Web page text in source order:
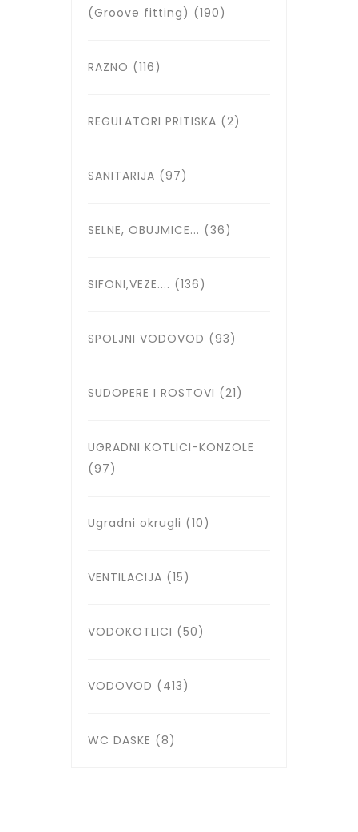
(Groove fitting) (190)
RAZNO (116)
REGULATORI PRITISKA (2)
SANITARIJA (97)
SELNE, OBUJMICE... (36)
SIFONI,VEZE.... (136)
SPOLJNI VODOVOD (93)
SUDOPERE I ROSTOVI (21)
UGRADNI KOTLICI-KONZOLE
(97)
Ugradni okrugli (10)
VENTILACIJA (15)
VODOKOTLICI (50)
VODOVOD (413)
WC DASKE (8)